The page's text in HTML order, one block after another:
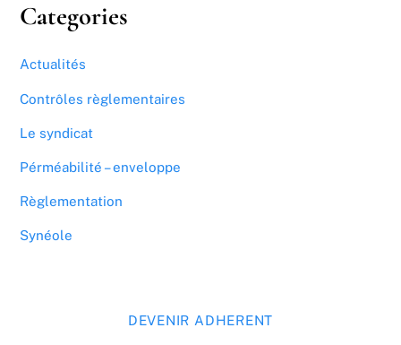
Categories
Actualités
Contrôles règlementaires
Le syndicat
Pérméabilité – enveloppe
Règlementation
Synéole
DEVENIR ADHERENT